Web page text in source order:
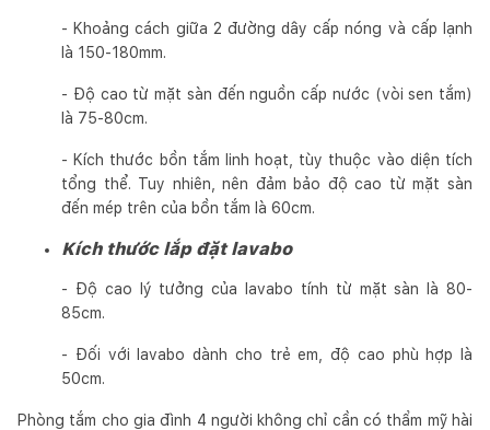
- Khoảng cách giữa 2 đường dây cấp nóng và cấp lạnh
là 150-180mm.
- Độ cao từ mặt sàn đến nguồn cấp nước (vòi sen tắm)
là 75-80cm.
- Kích thước bồn tắm linh hoạt, tùy thuộc vào diện tích
tổng thể. Tuy nhiên, nên đảm bảo độ cao từ mặt sàn
đến mép trên của bồn tắm là 60cm.
Kích thước lắp đặt lavabo
- Độ cao lý tưởng của lavabo tính từ mặt sàn là 80-
85cm.
- Đối với lavabo dành cho trẻ em, độ cao phù hợp là
50cm.
Phòng tắm cho gia đình 4 người không chỉ cần có thẩm mỹ hài